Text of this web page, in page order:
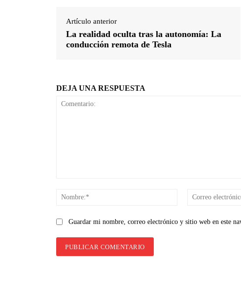
Artículo anterior
La realidad oculta tras la autonomía: La
conducción remota de Tesla
DEJA UNA RESPUESTA
Nombre:*
Guardar mi nombre, correo electrónico y sitio web en este